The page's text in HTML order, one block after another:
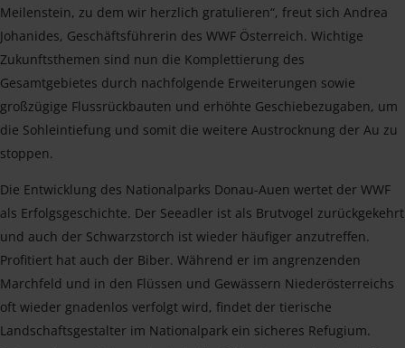
Meilenstein, zu dem wir herzlich gratulieren“, freut sich Andrea
Johanides, Geschäftsführerin des WWF Österreich. Wichtige
Zukunftsthemen sind nun die Komplettierung des
Gesamtgebietes durch nachfolgende Erweiterungen sowie
großzügige Flussrückbauten und erhöhte Geschiebezugaben, um
die Sohleintiefung und somit die weitere Austrocknung der Au zu
stoppen.
Die Entwicklung des Nationalparks Donau-Auen wertet der WWF
als Erfolgsgeschichte. Der Seeadler ist als Brutvogel zurückgekehrt
und auch der Schwarzstorch ist wieder häufiger anzutreffen.
Profitiert hat auch der Biber. Während er im angrenzenden
Marchfeld und in den Flüssen und Gewässern Niederösterreichs
oft wieder gnadenlos verfolgt wird, findet der tierische
Landschaftsgestalter im Nationalpark ein sicheres Refugium.